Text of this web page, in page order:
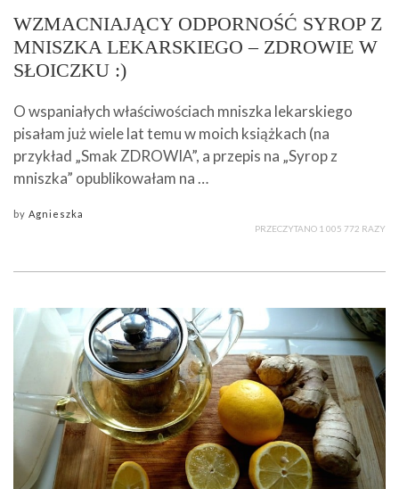
WZMACNIAJĄCY ODPORNOŚĆ SYROP Z
MNISZKA LEKARSKIEGO – ZDROWIE W
SŁOICZKU :)
O wspaniałych właściwościach mniszka lekarskiego
pisałam już wiele lat temu w moich książkach (na
przykład „Smak ZDROWIA”, a przepis na „Syrop z
mniszka” opublikowałam na …
by Agnieszka
PRZECZYTANO 1 005 772 RAZY